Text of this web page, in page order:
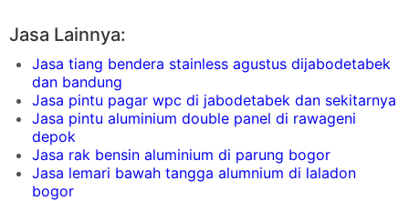
Jasa Lainnya:
Jasa tiang bendera stainless agustus dijabodetabek
dan bandung
Jasa pintu pagar wpc di jabodetabek dan sekitarnya
Jasa pintu aluminium double panel di rawageni
depok
Jasa rak bensin aluminium di parung bogor
Jasa lemari bawah tangga alumnium di laladon
bogor